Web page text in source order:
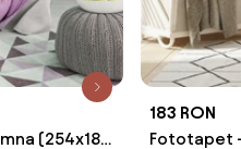
(254x184
183 RON
Fototapet